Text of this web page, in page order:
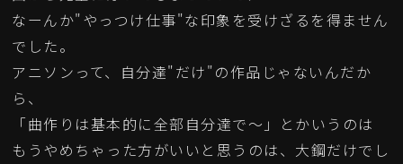
なーんか"やっつけ仕事"な印象を受けざるを得ません
でした。
アニソンって、自分達"だけ"の作品じゃないんだか
ら、
「曲作りは基本的に全部自分達で～」とかいうのは
もうやめちゃった方がいいと思うのは、大鋼だけでし